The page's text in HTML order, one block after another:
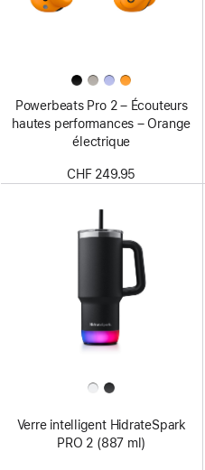
Powerbeats Pro 2 – Écouteurs
hautes performances – Orange
électrique
CHF 249.95
Verre intelligent HidrateSpark
PRO 2 (887 ml)